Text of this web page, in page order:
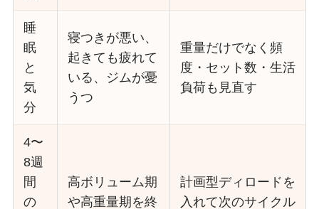
睡
眠
と
気
分
寝つきが悪い、
起きても疲れて
いる、ジムが憂
うつ
重量だけでなく頻
度・セット数・生活
負荷も見直す
4〜
8週
間
の
高ボリューム期
や高重量期を終
計画型ディロードを
入れて次のサイクル